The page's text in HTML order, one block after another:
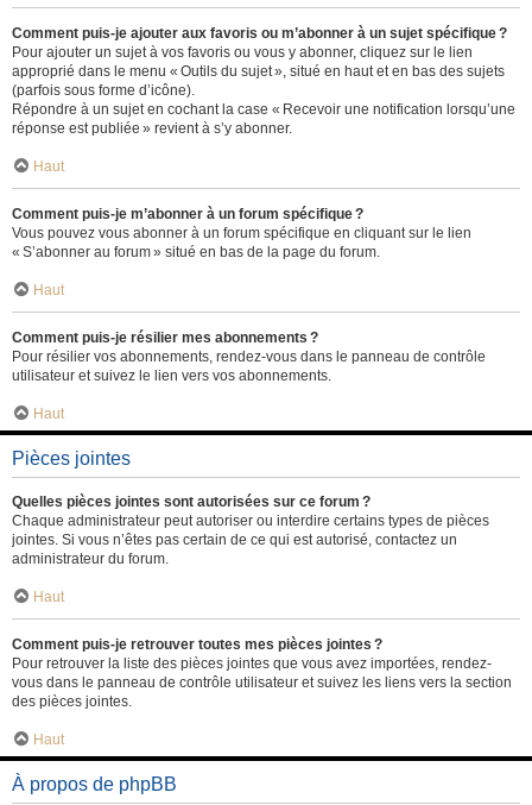
Comment puis-je ajouter aux favoris ou m’abonner à un sujet spécifique ?
Pour ajouter un sujet à vos favoris ou vous y abonner, cliquez sur le lien
approprié dans le menu « Outils du sujet », situé en haut et en bas des sujets
(parfois sous forme d’icône).
Répondre à un sujet en cochant la case « Recevoir une notification lorsqu’une
réponse est publiée » revient à s’y abonner.
Haut
Comment puis-je m’abonner à un forum spécifique ?
Vous pouvez vous abonner à un forum spécifique en cliquant sur le lien
« S’abonner au forum » situé en bas de la page du forum.
Haut
Comment puis-je résilier mes abonnements ?
Pour résilier vos abonnements, rendez-vous dans le panneau de contrôle
utilisateur et suivez le lien vers vos abonnements.
Haut
Pièces jointes
Quelles pièces jointes sont autorisées sur ce forum ?
Chaque administrateur peut autoriser ou interdire certains types de pièces
jointes. Si vous n’êtes pas certain de ce qui est autorisé, contactez un
administrateur du forum.
Haut
Comment puis-je retrouver toutes mes pièces jointes ?
Pour retrouver la liste des pièces jointes que vous avez importées, rendez-
vous dans le panneau de contrôle utilisateur et suivez les liens vers la section
des pièces jointes.
Haut
À propos de phpBB